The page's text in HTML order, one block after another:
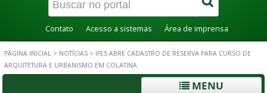
Contato Acesso a sistemas Área de imprensa
PÁGINA INICIAL > NOTÍCIAS > IFES ABRE CADASTRO DE RESERVA PARA CURSO DE
ARQUITETURA E URBANISMO EM COLATINA
MENU